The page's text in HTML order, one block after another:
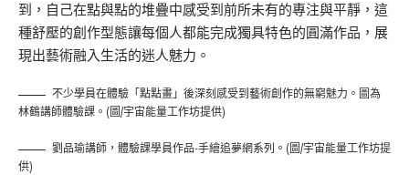
到，自己在點與點的堆疊中感受到前所未有的專注與平靜，這
種舒壓的創作型態讓每個人都能完成獨具特色的圓滿作品，展
現出藝術融入生活的迷人魅力。
不少學員在體驗「點點畫」後深刻感受到藝術創作的無窮魅力。圖為
林鶴講師體驗課。(圖/宇宙能量工作坊提供)
劉品瑜講師，體驗課學員作品-手繪追夢網系列。(圖/宇宙能量工作坊提
供)